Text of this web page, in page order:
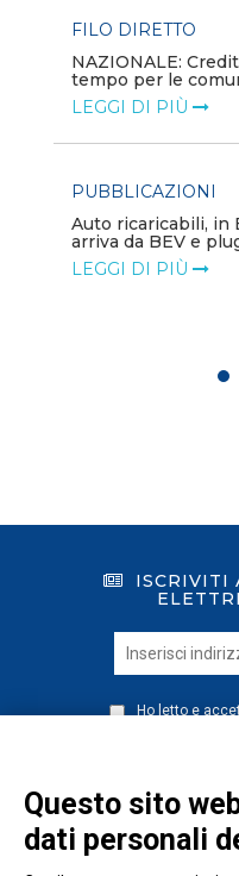
FILO DIRETTO
NAZIONALE:
tempo per le
LEGGI DI PIÙ
PUBBLICAZIONI
Auto ricaricabili, in
arriva da BEV e
LEGGI DI PIÙ
ISCRIVITI
Ho letto e
Questo sito
dati personali